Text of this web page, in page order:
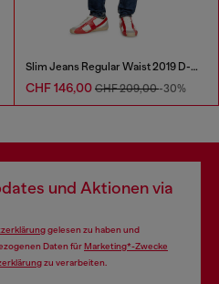
Slim Jeans Regular Waist 2019 D-Strukt
CHF 146,00 CHF 209,00-30%
und Aktionen via
gelesen zu haben und
Daten fürMarketing*-Zwecke
zu verarbeiten.